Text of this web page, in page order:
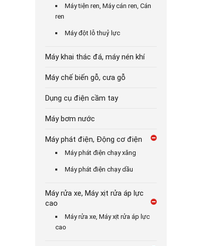
Máy tiện ren, Máy cán ren, Cán
ren
Máy đột lỗ thuỷ lực
Máy khai thác đá, máy nén khí
Máy chế biến gỗ, cưa gỗ
Dụng cụ điện cầm tay
Máy bơm nước
Máy phát điện, Động cơ điện
Máy phát điện chạy xăng
Máy phát điện chạy dầu
Máy rửa xe, Máy xịt rửa áp lực
cao
Máy rửa xe, Máy xịt rửa áp lực
cao